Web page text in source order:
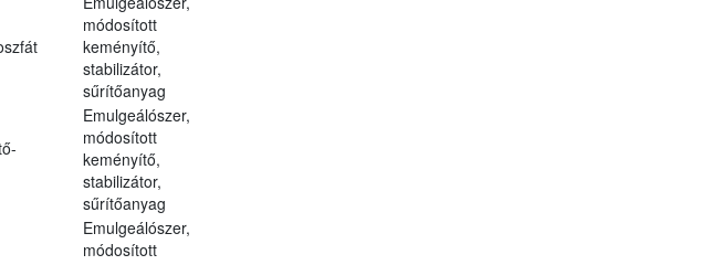
módosított
keményítő,
stabilizátor,
sűrítőanyag
Emulgeálószer,
módosított
keményítő,
stabilizátor,
sűrítőanyag
Emulgeálószer,
módosított